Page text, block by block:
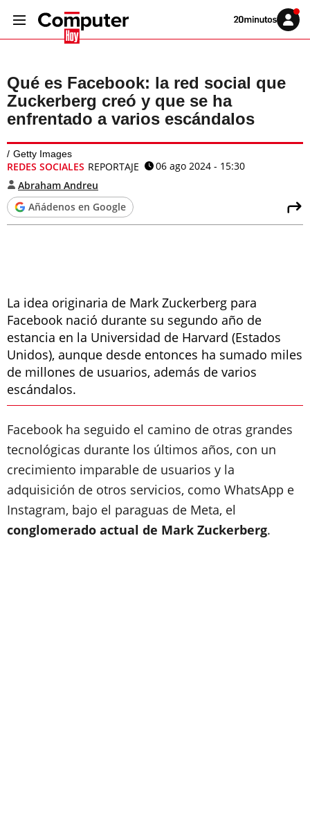
Volver
Iniciar
sesión
Qué es Facebook: la red social que
Zuckerberg creó y que se ha
enfrentado a varios escándalos
Getty Images
REDES SOCIALES REPORTAJE
06 ago 2024 - 15:30
Abraham Andreu
Añádenos en Google
La idea originaria de Mark Zuckerberg para
Facebook nació durante su segundo año de
estancia en la Universidad de Harvard (Estados
Unidos), aunque desde entonces ha sumado miles
de millones de usuarios, además de varios
escándalos.
Facebook ha seguido el camino de otras grandes
tecnológicas durante los últimos años, con un
crecimiento imparable de usuarios y la
adquisición de otros servicios, como WhatsApp e
Instagram, bajo el paraguas de Meta, el
conglomerado actual de Mark Zuckerberg.